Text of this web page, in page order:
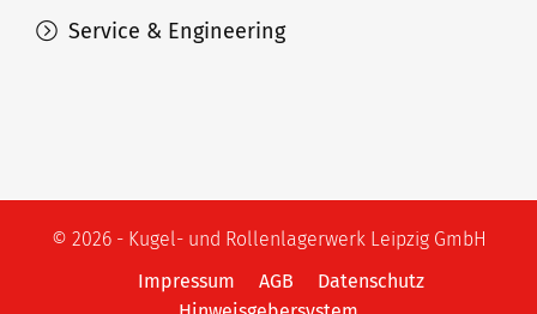
Service & Engineering
© 2026 - Kugel- und Rollenlagerwerk Leipzig GmbH
Impressum
AGB
Datenschutz